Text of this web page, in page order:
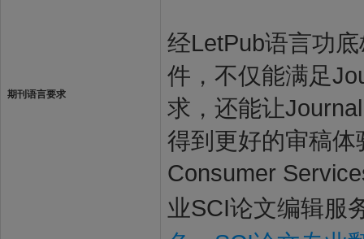
期刊语言要求
经LetPub语言功
件，不仅能满足
求，还能让
得到更好的审稿
Consumer
业SCI论文编辑服